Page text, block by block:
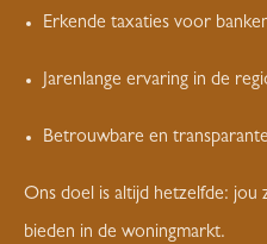
Erkende taxaties voor
Jarenlange ervaring in de
Betrouwbare en
Ons doel is altijd hetzelfde: jou
bieden in de woningmarkt.